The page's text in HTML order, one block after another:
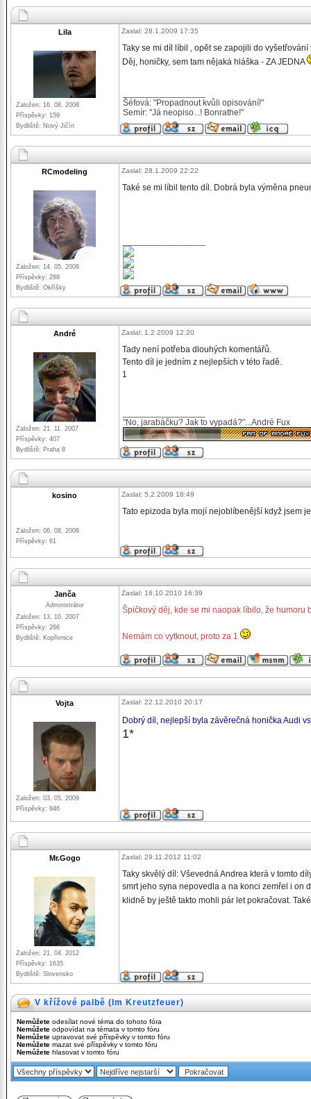
Lila
Založen: 16. 08. 2008
Příspěvky: 159
Bydliště: Nový Jičín
Zaslal: 28.1.2009 17:35
Taky se mi díl líbil , opět se zapojili do
Děj, honičky, sem tam nějaká hláška - ZA JEDNA
Šéfová: "Propadnout kvůli opisování!"
Semír: "Já neopiso...! Bonrathe!"
RCmodeling
Založen: 14. 05. 2008
Příspěvky: 288
Bydliště: Okříšky
Zaslal: 28.1.2009 22:22
Také se mi líbil tento díl. Dobrá byla výměna
André
Založen: 21. 11. 2007
Příspěvky: 407
Bydliště: Praha 8
Zaslal: 1.2.2009 12:20
Tady není potřeba dlouhých komentářů.
Tento díl je jedním z nejlepších v této řadě.
1
"No, jarabáčku? Jak to vypadá?"...André Fux
kosino
Založen: 06. 08. 2008
Příspěvky: 61
Zaslal: 5.2.2009 18:49
Tato epizoda byla mojí nejoblíbenější když jsem
Janča
Administrátor
Založen: 13. 10. 2007
Příspěvky: 266
Bydliště: Kopřivnice
Zaslal: 16.10.2010 16:39
Špičkový děj, kde se mi naopak líbilo, že
Nemám co vytknout, proto za 1
Vojta
Založen: 03. 05. 2009
Příspěvky: 846
Zaslal: 22.12.2010 20:17
Dobrý díl, nejlepší byla závěrečná honička Audi
1*
Mr.Gogo
Založen: 21. 04. 2012
Příspěvky: 1635
Bydliště: Slovensko
Zaslal: 29.11.2012 11:02
Taky skvělý díl: Vševedná Andrea která v tomto
smrt jeho syna nepovedla a na konci zemřel i on
klidně by ještě takto mohli pár let pokračovat.
V křížové palbě (Im Kreutzfeuer)
Nemůžete odesílat nové téma do tohoto fóra
Nemůžete odpovídat na témata v tomto fóru
Nemůžete upravovat své příspěvky v tomto fóru
Nemůžete mazat své příspěvky v tomto fóru
Nemůžete hlasovat v tomto fóru